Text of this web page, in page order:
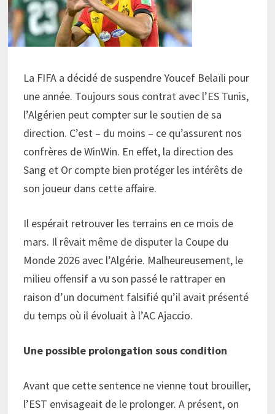
La FIFA a décidé de suspendre Youcef Belaïli pour
une année. Toujours sous contrat avec l’ES Tunis,
l’Algérien peut compter sur le soutien de sa
direction. C’est – du moins – ce qu’assurent nos
confrères de WinWin. En effet, la direction des
Sang et Or compte bien protéger les intérêts de
son joueur dans cette affaire.
Il espérait retrouver les terrains en ce mois de
mars. Il rêvait même de disputer la Coupe du
Monde 2026 avec l’Algérie. Malheureusement, le
milieu offensif a vu son passé le rattraper en
raison d’un document falsifié qu’il avait présenté
du temps où il évoluait à l’AC Ajaccio.
Une possible prolongation sous condition
Avant que cette sentence ne vienne tout brouiller,
l’EST envisageait de le prolonger. A présent, on